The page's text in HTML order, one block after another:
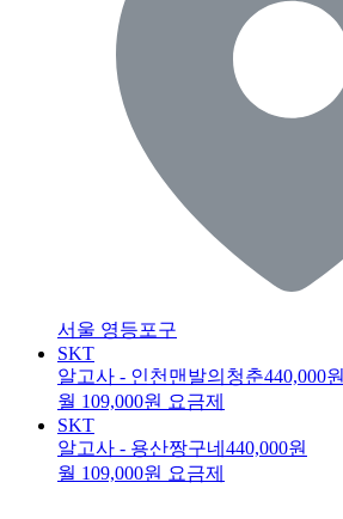
서울 영등포구
SKT
알고사 - 인천맨발의청춘440,000원
월 109,000원 요금제
SKT
알고사 - 용산짱구네 440,000원
월 109,000원 요금제